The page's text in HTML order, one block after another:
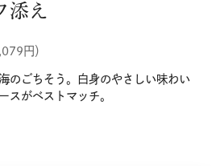
添え
円）
のごちそう。白身のやさしい味わい
スがベストマッチ。